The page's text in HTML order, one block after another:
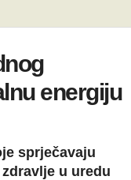
energiju
sprječavaju
u uredu